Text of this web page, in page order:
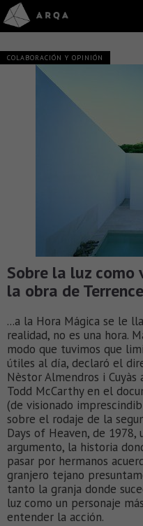
COLABORACIÓN Y OPINIÓN
Sobre la luz
la obra de
...a la Hora Mágica se le
realidad, no es una hora.
modo que tuvimos que
útiles al día, declaró el
Nèstor Almendros i
Todd McCarthy en el
(de visionado
sobre el rodaje de la
Days of Heaven, de
argumento, la historia
pasar por hermanos
granjero tejano
tanto la granja donde
luz como un personaje
entender la acción.